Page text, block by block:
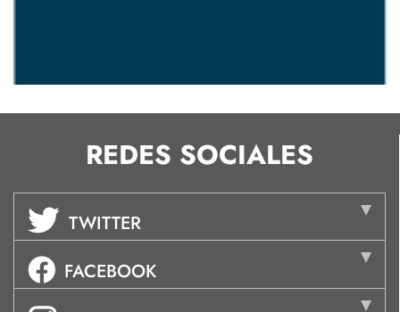
REDES SOCIALES
TWITTER
FACEBOOK